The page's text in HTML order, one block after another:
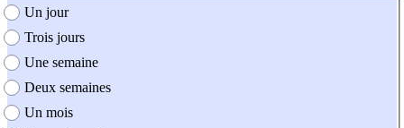
création de l'offre
Un jour
Trois jours
Une semaine
Deux semaines
Un mois